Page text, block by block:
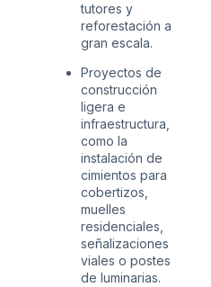
tutores y
reforestación a
gran escala.
Proyectos de
construcción
ligera e
infraestructura,
como la
instalación de
cimientos para
cobertizos,
muelles
residenciales,
señalizaciones
viales o postes
de luminarias.